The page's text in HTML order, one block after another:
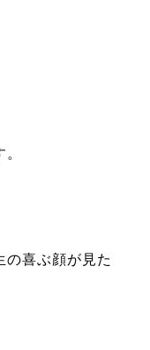
の喜ぶ顔が見た